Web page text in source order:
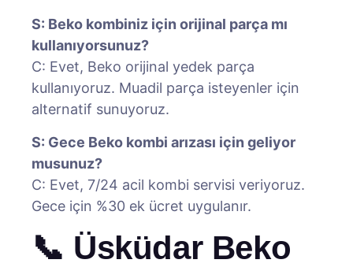
S: Beko kombiniz için orijinal parça mı
kullanıyorsunuz?
C: Evet, Beko orijinal yedek parça
kullanıyoruz. Muadil parça isteyenler için
alternatif sunuyoruz.
S: Gece Beko kombi arızası için geliyor
musunuz?
C: Evet, 7/24 acil kombi servisi veriyoruz.
Gece için %30 ek ücret uygulanır.
📞 Üsküdar Beko